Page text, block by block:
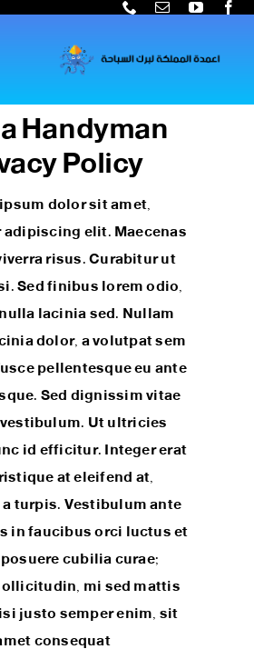
Skip
content
Handyman
Policy
dolor sit amet,
elit. Maecenas
risus. Curabitur ut
Sed finibus lorem odio,
lacinia sed. Nullam
dolor, a volutpat sem
pellentesque eu ante
Sed dignissim vitae
Ut ultricies
id efficitur. Integer erat
at eleifend at,
turpis. Vestibulum ante
in faucibus orci luctus et
cubilia curae;
mi sed mattis
justo semper enim, sit
consequat.